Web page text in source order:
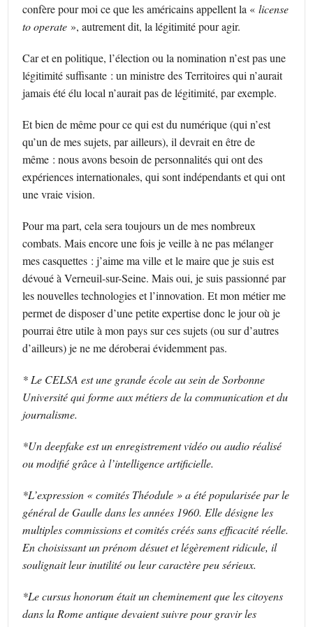
confère pour moi ce que les américains appellent la «license
to operate », autrement dit, la légitimité pour agir.
Car et en politique, l’élection ou la nomination n’est pas une
légitimité suffisante : un ministre des Territoires qui n’aurait
jamais été élu local n’aurait pas de légitimité, par exemple.
Et bien de même pour ce qui est du numérique (qui n’est
qu’un de mes sujets, par ailleurs), il devrait en être de
même : nous avons besoin de personnalités qui ont des
expériences internationales, qui sont indépendants et qui ont
une vraie vision.
Pour ma part, cela sera toujours un de mes nombreux
combats. Mais encore une fois je veille à ne pas mélanger
mes casquettes : j’aime ma ville et le maire que je suis est
dévoué à Verneuil-sur-Seine. Mais oui, je suis passionné par
les nouvelles technologies et l’innovation. Et mon métier me
permet de disposer d’une petite expertise donc le jour où je
pourrai être utile à mon pays sur ces sujets (ou sur d’autres
d’ailleurs) je ne me déroberai évidemment pas.
* Le CELSA est une grande école au sein de Sorbonne
Université qui forme aux métiers de la communication et du
journalisme.
*Un deepfake est un enregistrement vidéo ou audio réalisé
ou modifié grâce à l’intelligence artificielle.
*L’expression « comités Théodule » a été popularisée par le
général de Gaulle dans les années 1960. Elle désigne les
multiples commissions et comités créés sans efficacité réelle.
En choisissant un prénom désuet et légèrement ridicule, il
soulignait leur inutilité ou leur caractère peu sérieux.
*Le cursus honorum était un cheminement que les citoyens
dans la Rome antique devaient suivre pour gravir les